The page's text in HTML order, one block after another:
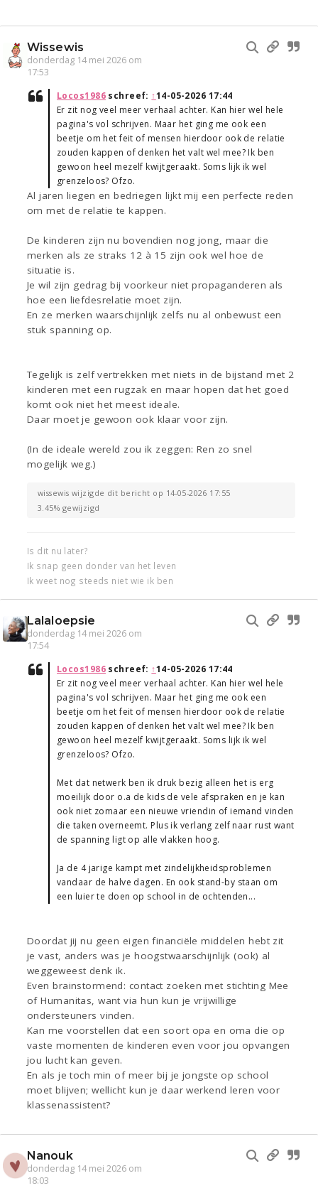
Wissewis
donderdag 14 mei 2026 om
17:53
Locos1986schreef: ↑14-05-2026 17:44
Er zit nog veel meer verhaal achter. Kan hier wel hele
pagina's vol schrijven. Maar het ging me ook een
beetje om het feit of mensen hierdoor ook de relatie
zouden kappen of denken het valt wel mee? Ik ben
gewoon heel mezelf kwijtgeraakt. Soms lijk ik wel
grenzeloos? Ofzo.
Al jaren liegen en bedriegen lijkt mij een perfecte reden
om met de relatie te kappen.
De kinderen zijn nu bovendien nog jong, maar die
merken als ze straks 12 à 15 zijn ook wel hoe de
situatie is.
Je wil zijn gedrag bij voorkeur niet propaganderen als
hoe een liefdesrelatie moet zijn.
En ze merken waarschijnlijk zelfs nu al onbewust een
stuk spanning op.
Tegelijk is zelf vertrekken met niets in de bijstand met 2
kinderen met een rugzak en maar hopen dat het goed
komt ook niet het meest ideale.
Daar moet je gewoon ook klaar voor zijn.
(In de ideale wereld zou ik zeggen: Ren zo snel
mogelijk weg.)
wissewis wijzigde dit bericht op 14-05-2026 17:55
3.45% gewijzigd
Is dit nu later?
Ik snap geen donder van het leven
Ik weet nog steeds niet wie ik ben
Lalaloepsie
donderdag 14 mei 2026 om
17:54
Locos1986schreef: ↑14-05-2026 17:44
Er zit nog veel meer verhaal achter. Kan hier wel hele
pagina's vol schrijven. Maar het ging me ook een
beetje om het feit of mensen hierdoor ook de relatie
zouden kappen of denken het valt wel mee? Ik ben
gewoon heel mezelf kwijtgeraakt. Soms lijk ik wel
grenzeloos? Ofzo.
Met dat netwerk ben ik druk bezig alleen het is erg
moeilijk door o.a de kids de vele afspraken en je kan
ook niet zomaar een nieuwe vriendin of iemand vinden
die taken overneemt. Plus ik verlang zelf naar rust want
de spanning ligt op alle vlakken hoog.
Ja de 4 jarige kampt met zindelijkheidsproblemen
vandaar de halve dagen. En ook stand-by staan om
een luier te doen op school in de ochtenden...
Doordat jij nu geen eigen financiële middelen hebt zit
je vast, anders was je hoogstwaarschijnlijk (ook) al
weggeweest denk ik.
Even brainstormend: contact zoeken met stichting Mee
of Humanitas, want via hun kun je vrijwillige
ondersteuners vinden.
Kan me voorstellen dat een soort opa en oma die op
vaste momenten de kinderen even voor jou opvangen
jou lucht kan geven.
En als je toch min of meer bij je jongste op school
moet blijven; wellicht kun je daar werkend leren voor
klassenassistent?
Nanouk
donderdag 14 mei 2026 om
18:03